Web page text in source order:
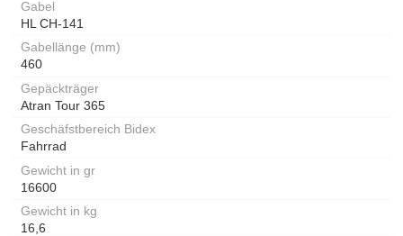
Gabel
HL CH-141
Gabellänge (mm)
460
Gepäckträger
Atran Tour 365
Geschäfstbereich Bidex
Fahrrad
Gewicht in gr
16600
Gewicht in kg
16,6